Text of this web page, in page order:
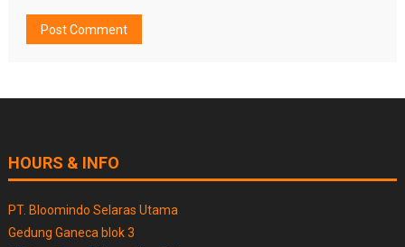
HOURS & INFO
PT. Bloomindo Selaras Utama
Gedung Ganeca blok 3